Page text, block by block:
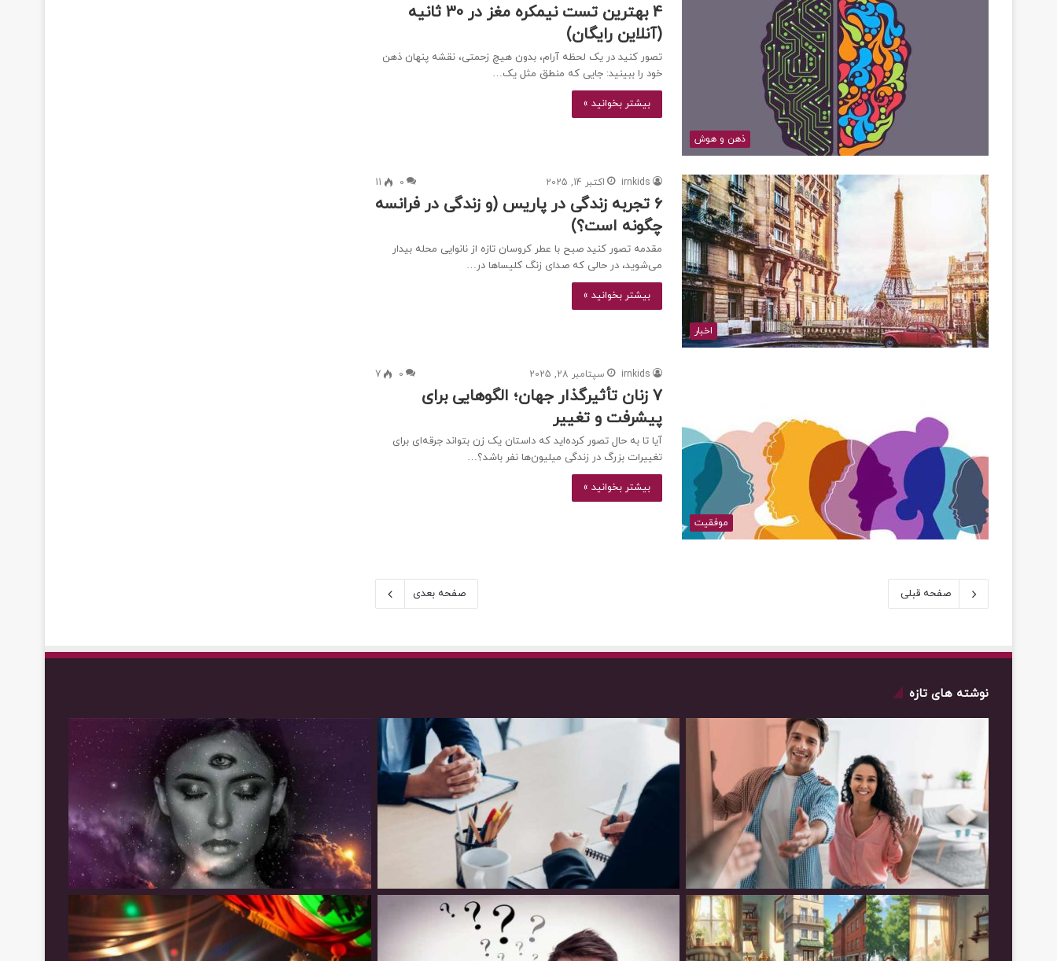
ذهن و هوش
4 بهترین تست نیمکره مغز در 30 ثانیه
(آنلاین رایگان)
تصور کنید در یک لحظه آرام، بدون هیچ زحمتی، نقشه پنهان ذهن
خود را ببینید: جایی که منطق مثل یک…
بیشتر بخوانید »
اخبار
irnkids اکتبر 14, 2025 0
11
۶ تجربه زندگی در پاریس (و زندگی در فرانسه
چگونه است؟)
مقدمه تصور کنید صبح با عطر کروسان تازه از نانوایی محله بیدار
می‌شوید، در حالی که صدای زنگ کلیساها در…
بیشتر بخوانید »
موفقیت
irnkids سپتامبر 28, 2025 0
7
7 زنان تأثیرگذار جهان؛ الگوهایی برای
پیشرفت و تغییر
آیا تا به حال تصور کرده‌اید که داستان یک زن بتواند جرقه‌ای برای
تغییرات بزرگ در زندگی میلیون‌ها نفر باشد؟…
بیشتر بخوانید »
صفحه قبلی صفحه بعدی
نوشته های تازه